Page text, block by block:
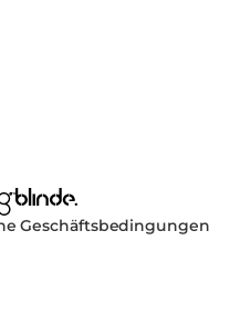
Bioethanol
Blinde Design
Geschäftsbedingungen